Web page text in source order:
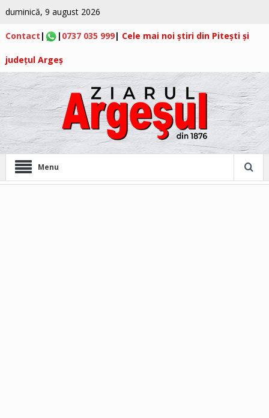
duminică, 9 august 2026
Contact | | 0737 035 999| Cele mai noi știri din Pitești și
județul Argeș
Menu